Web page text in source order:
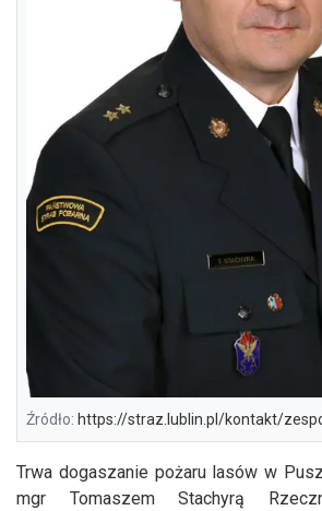
Źródło: https://straz.lublin.pl/kontakt/
Trwa dogaszanie pożaru lasów w
mgr Tomaszem Stachyrą